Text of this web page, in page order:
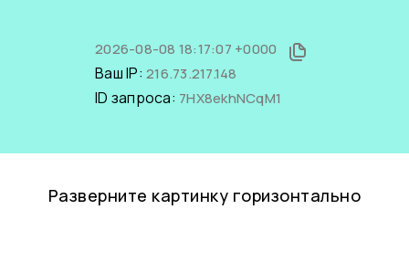
2026-08-08 18:17:07 +0000
Ваш IP: 216.73.217.148
ID запроса: 7HX8ekhNCqM1
Разверните картинку горизонтально